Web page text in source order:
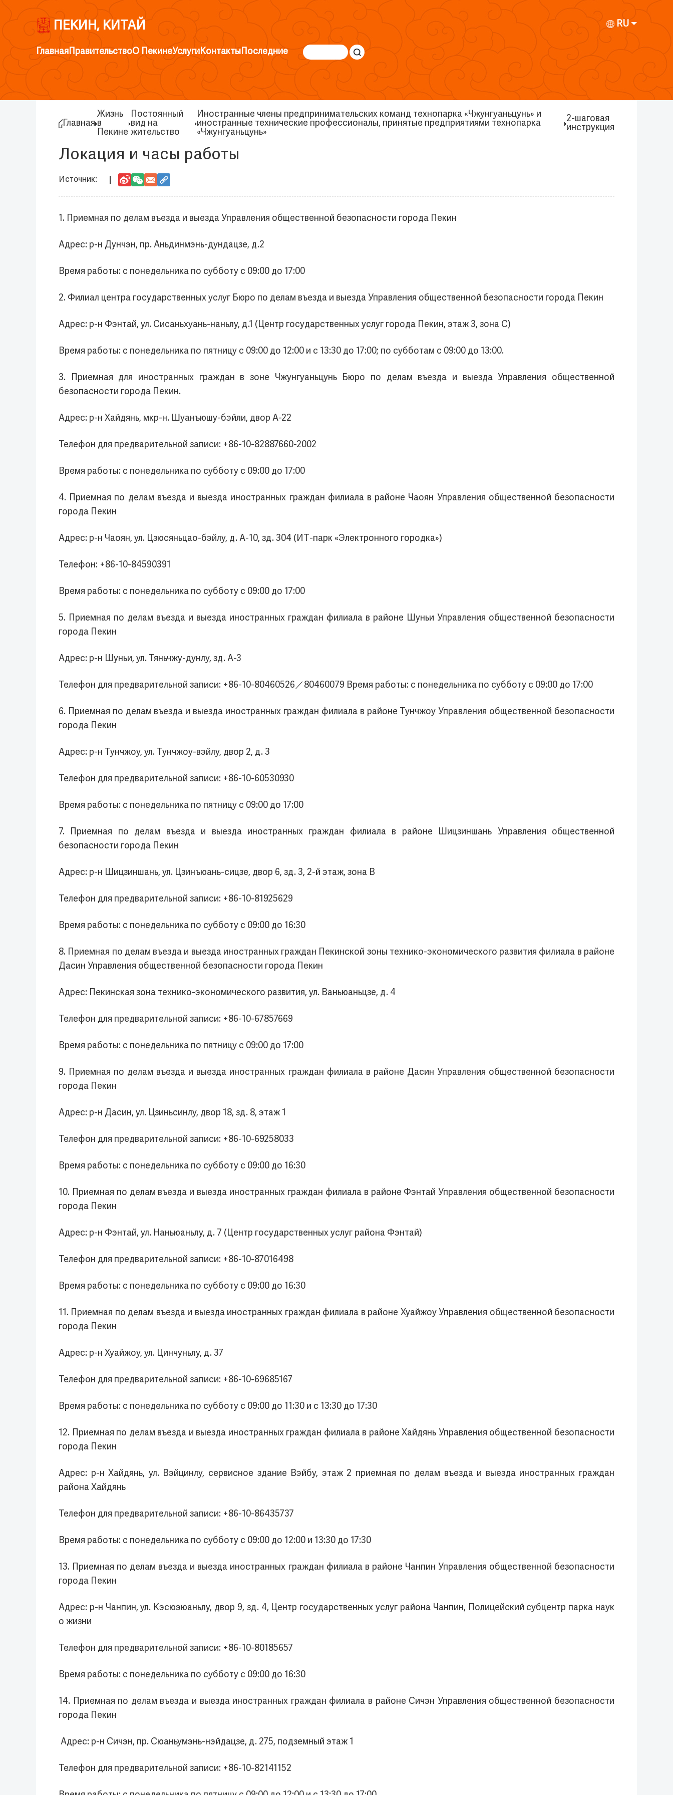
ПЕКИН, КИТАЙ RU
ГлавнаяПравительствоО ПекинеУслугиКонтактыПоследние
Главная
Жизнь
в
Пекине
Постоянный
вид на
жительство
Иностранные члены предпринимательских команд технопарка «Чжунгуаньцунь» и
иностранные технические профессионалы, принятые предприятиями технопарка
«Чжунгуаньцунь»
2-шаговая
инструкция
Локация и часы работы
1. Приемная по делам въезда и выезда Управления общественной безопасности города Пекин
Адрес: р-н Дунчэн, пр. Аньдинмэнь-дундацзе, д.2
Время работы: с понедельника по субботу с 09:00 до 17:00
2. Филиал центра государственных услуг Бюро по делам въезда и выезда Управления общественной безопасности города Пекин
Адрес: р-н Фэнтай, ул. Сисаньхуань-наньлу, д.1 (Центр государственных услуг города Пекин, этаж 3, зона С)
Время работы: с понедельника по пятницу с 09:00 до 12:00 и с 13:30 до 17:00; по субботам с 09:00 до 13:00.
3. Приемная для иностранных граждан в зоне Чжунгуаньцунь Бюро по делам въезда и выезда Управления общественной
безопасности города Пекин.
Адрес: р-н Хайдянь, мкр-н. Шуанъюшу-бэйли, двор А-22
Телефон для предварительной записи: +86-10-82887660-2002
Время работы: с понедельника по субботу с 09:00 до 17:00
4. Приемная по делам въезда и выезда иностранных граждан филиала в районе Чаоян Управления общественной безопасности
города Пекин
Адрес: р-н Чаоян, ул. Цзюсяньцао-бэйлу, д. А-10, зд. 304 (ИТ-парк «Электронного городка»)
Телефон: +86-10-84590391
Время работы: с понедельника по субботу с 09:00 до 17:00
5. Приемная по делам въезда и выезда иностранных граждан филиала в районе Шуньи Управления общественной безопасности
города Пекин
Адрес: р-н Шуньи, ул. Тяньчжу-дунлу, зд. А-3
Телефон для предварительной записи: +86-10-80460526／80460079 Время работы: с понедельника по субботу с 09:00 до 17:00
6. Приемная по делам въезда и выезда иностранных граждан филиала в районе Тунчжоу Управления общественной безопасности
города Пекин
Адрес: р-н Тунчжоу, ул. Тунчжоу-вэйлу, двор 2, д. 3
Телефон для предварительной записи: +86-10-60530930
Время работы: с понедельника по пятницу с 09:00 до 17:00
7. Приемная по делам въезда и выезда иностранных граждан филиала в районе Шицзиншань Управления общественной
безопасности города Пекин
Адрес: р-н Шицзиншань, ул. Цзинъюань-сицзе, двор 6, зд. 3, 2-й этаж, зона B
Телефон для предварительной записи: +86-10-81925629
Время работы: с понедельника по субботу с 09:00 до 16:30
8. Приемная по делам въезда и выезда иностранных граждан Пекинской зоны технико-экономического развития филиала в районе
Дасин Управления общественной безопасности города Пекин
Адрес: Пекинская зона технико-экономического развития, ул. Ваньюаньцзе, д. 4
Телефон для предварительной записи: +86-10-67857669
Время работы: с понедельника по пятницу с 09:00 до 17:00
9. Приемная по делам въезда и выезда иностранных граждан филиала в районе Дасин Управления общественной безопасности
города Пекин
Адрес: р-н Дасин, ул. Цзиньсинлу, двор 18, зд. 8, этаж 1
Телефон для предварительной записи: +86-10-69258033
Время работы: с понедельника по субботу с 09:00 до 16:30
10. Приемная по делам въезда и выезда иностранных граждан филиала в районе Фэнтай Управления общественной безопасности
города Пекин
Адрес: р-н Фэнтай, ул. Наньюаньлу, д. 7 (Центр государственных услуг района Фэнтай)
Телефон для предварительной записи: +86-10-87016498
Время работы: с понедельника по субботу с 09:00 до 16:30
11. Приемная по делам въезда и выезда иностранных граждан филиала в районе Хуайжоу Управления общественной безопасности
города Пекин
Адрес: р-н Хуайжоу, ул. Цинчуньлу, д. 37
Телефон для предварительной записи: +86-10-69685167
Время работы: с понедельника по субботу с 09:00 до 11:30 и с 13:30 до 17:30
12. Приемная по делам въезда и выезда иностранных граждан филиала в районе Хайдянь Управления общественной безопасности
города Пекин
Адрес: р-н Хайдянь, ул. Вэйцинлу, сервисное здание Вэйбу, этаж 2 приемная по делам въезда и выезда иностранных граждан
района Хайдянь
Телефон для предварительной записи: +86-10-86435737
Время работы: с понедельника по субботу с 09:00 до 12:00 и 13:30 до 17:30
13. Приемная по делам въезда и выезда иностранных граждан филиала в районе Чанпин Управления общественной безопасности
города Пекин
Адрес: р-н Чанпин, ул. Кэсюэюаньлу, двор 9, зд. 4, Центр государственных услуг района Чанпин, Полицейский субцентр парка наук
о жизни
Телефон для предварительной записи: +86-10-80185657
Время работы: с понедельника по субботу с 09:00 до 16:30
14. Приемная по делам въезда и выезда иностранных граждан филиала в районе Сичэн Управления общественной безопасности
города Пекин
Адрес: р-н Сичэн, пр. Сюаньумэнь-нэйдацзе, д. 275, подземный этаж 1
Телефон для предварительной записи: +86-10-82141152